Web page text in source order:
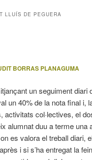
LLUÍS DE PEGUERA
BORRAS PLANAGUMA
un seguiment diari
un 40% de la nota final i,
col·lectives, el
alumnat duu a terme
es valora el treball diari,
i si s’ha entregat la